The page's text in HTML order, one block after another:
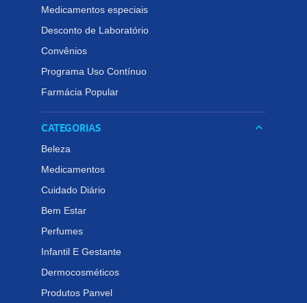
Medicamentos especiais
Desconto de Laboratório
Convênios
Programa Uso Contínuo
Farmácia Popular
CATEGORIAS keyboard_arrow_down
Beleza
Medicamentos
Cuidado Diário
Bem Estar
Perfumes
Infantil E Gestante
Dermocosméticos
Produtos Panvel